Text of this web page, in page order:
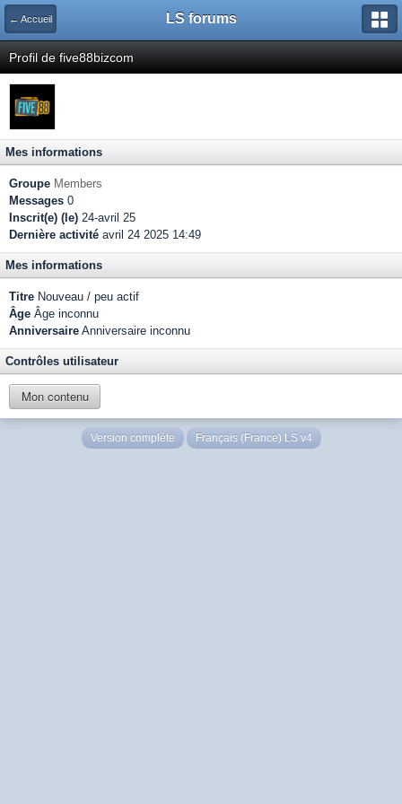
← Accueil LS forums
Profil de five88bizcom
Mes informations
Groupe Members
Messages 0
Inscrit(e) (le) 24-avril 25
Dernière activité avril 24 2025 14:49
Mes informations
Titre Nouveau / peu actif
Âge Âge inconnu
Anniversaire Anniversaire inconnu
Contrôles utilisateur
Mon contenu
Version complète Français (France) LS v4